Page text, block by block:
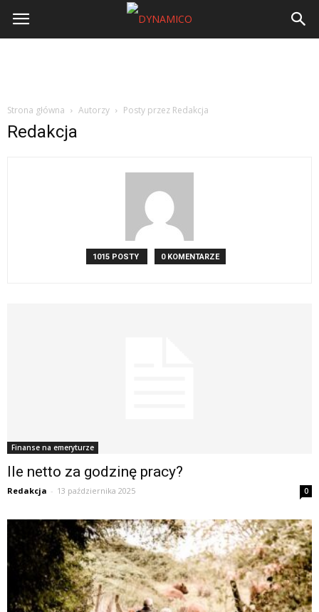
Strona główna Autorzy Posty przez Redakcja
Redakcja
1015 POSTY 0 KOMENTARZE
Finanse na emeryturze
Ile netto za godzinę pracy?
Redakcja - 13 października 2025 0